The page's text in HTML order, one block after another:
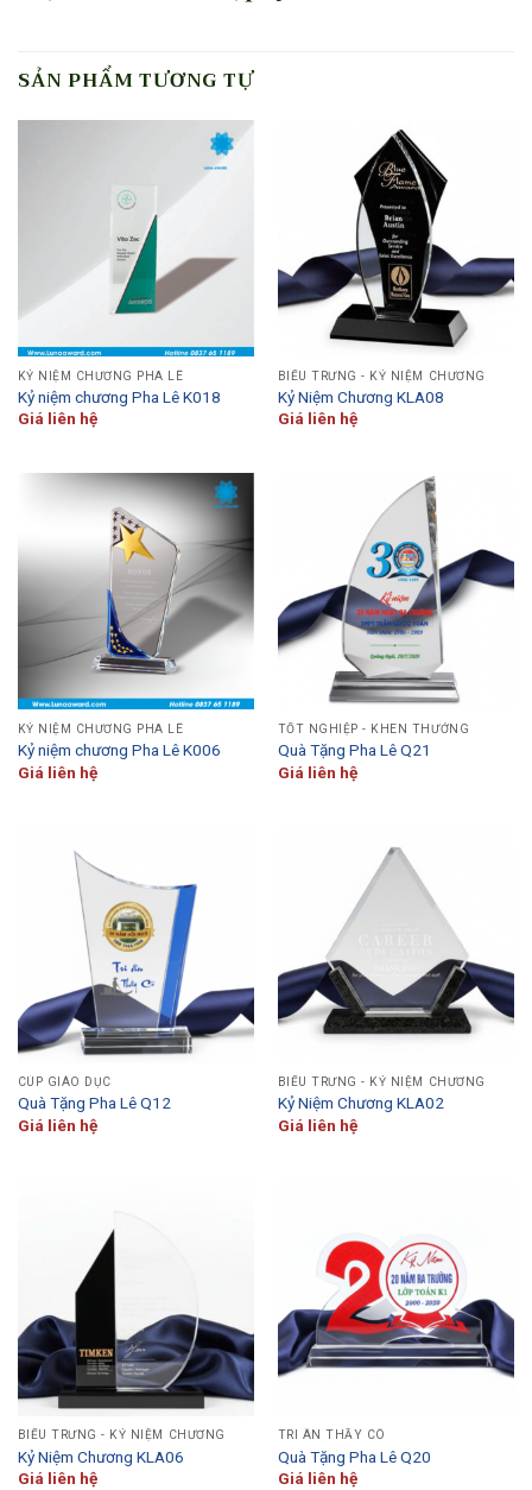
SẢN PHẨM TƯƠNG TỰ
KỶ NIỆM CHƯƠNG PHA LÊ
Kỷ niệm chương Pha Lê K018
Giá liên hệ
BIỂU TRƯNG - KỶ NIỆM CHƯƠNG
Kỷ Niệm Chương KLA08
Giá liên hệ
KỶ NIỆM CHƯƠNG PHA LÊ
Kỷ niệm chương Pha Lê K006
Giá liên hệ
TỐT NGHIỆP - KHEN THƯỞNG
Quà Tặng Pha Lê Q21
Giá liên hệ
CÚP GIÁO DỤC
Quà Tặng Pha Lê Q12
Giá liên hệ
BIỂU TRƯNG - KỶ NIỆM CHƯƠNG
Kỷ Niệm Chương KLA02
Giá liên hệ
BIỂU TRƯNG - KỶ NIỆM CHƯƠNG
Kỷ Niệm Chương KLA06
Giá liên hệ
TRI ÂN THẦY CÔ
Quà Tặng Pha Lê Q20
Giá liên hệ